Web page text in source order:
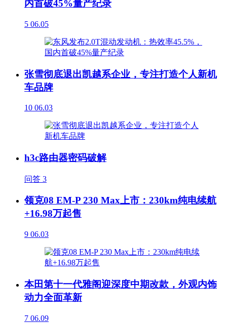
内首破45%量产纪录
5 06.05
张雪彻底退出凯越系企业，专注打造个人新机
车品牌
10 06.03
h3c路由器密码破解
问答 3
领克08 EM-P 230 Max上市：230km纯电续航
+16.98万起售
9 06.03
本田第十一代雅阁迎深度中期改款，外观内饰
动力全面革新
7 06.09